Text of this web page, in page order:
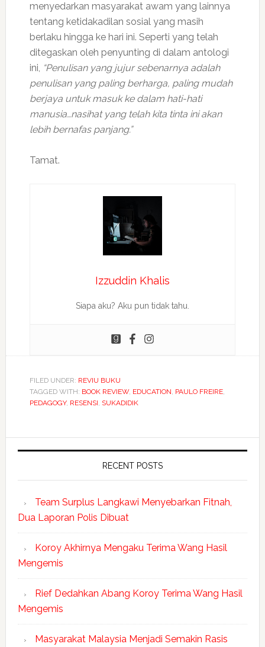
menyedarkan masyarakat awam yang lainnya
tentang ketidakadilan sosial yang masih
berlaku hingga ke hari ini. Seperti yang telah
ditegaskan oleh penyunting di dalam antologi
ini, “Penulisan yang jujur sebenarnya adalah
penulisan yang paling berharga, paling mudah
berjaya untuk masuk ke dalam hati-hati
manusia…nasihat yang telah kita tinta ini akan
lebih bernafas panjang.”
Tamat.
Izzuddin Khalis
Siapa aku? Aku pun tidak tahu.
FILED UNDER: REVIU BUKU
TAGGED WITH: BOOK REVIEW, EDUCATION, PAULO FREIRE,
PEDAGOGY, RESENSI, SUKADIDIK
RECENT POSTS
Team Surplus Langkawi Menyebarkan Fitnah,
Dua Laporan Polis Dibuat
Koroy Akhirnya Mengaku Terima Wang Hasil
Mengemis
Rief Dedahkan Abang Koroy Terima Wang Hasil
Mengemis
Masyarakat Malaysia Menjadi Semakin Rasis